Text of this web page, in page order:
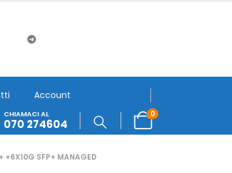
Account
CHIAMACI AL
070 274604
0
SFP+ MANAGED